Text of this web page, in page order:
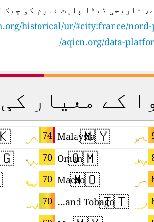
تاریخی ڈیٹا پلیٹ فارم کو چیک
historical/ur/#city:france/
aqicn.org/data-
کے معیار
🇲🇾
Malaysia
🇴🇲
Oman
🇲🇴
Macao
🇹🇹
Trinidad and Tobago
74
70
70
70